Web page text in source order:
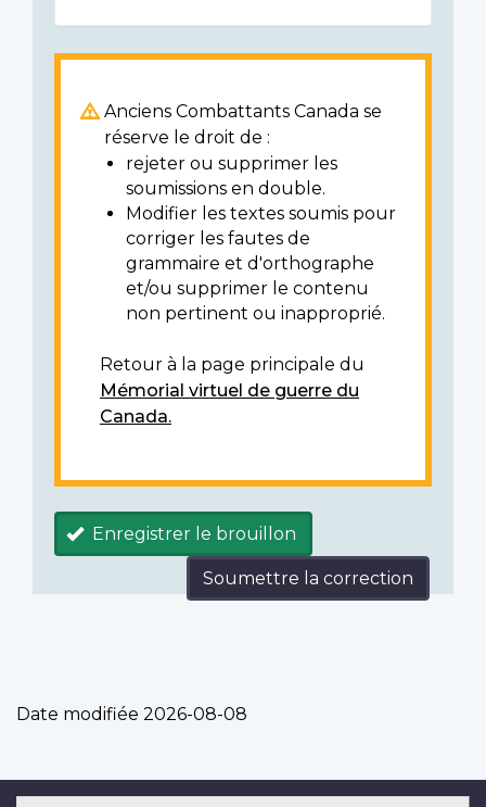
Anciens Combattants Canada se
réserve le droit de :
rejeter ou supprimer les
soumissions en double.
Modifier les textes soumis pour
corriger les fautes de
grammaire et d'orthographe
et/ou supprimer le contenu
non pertinent ou inapproprié.
Retour à la page principale du
Mémorial virtuel de guerre du
Canada.
Enregistrer le brouillon
Soumettre la correction
Date modifiée 2026-08-08